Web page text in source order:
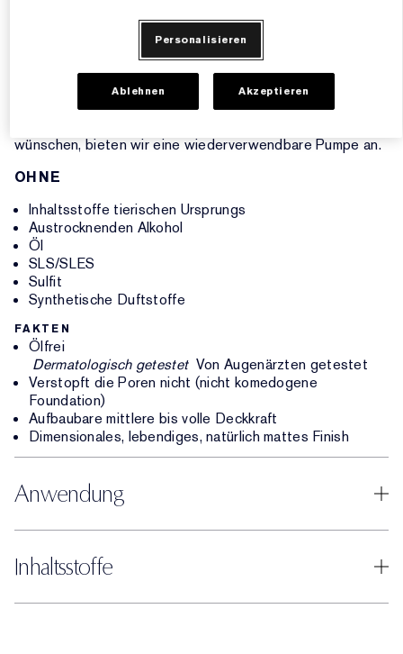
die gewohnte Farbtreue in einer noch besseren Formel
verlassen. Wie bei jeder neuen Formel empfehlen wir Ihnen
jedoch, Ihren Farbton neu bestimmen zu lassen – für Ihr
perfektes Match.
Einige Kunden bevorzugen es, das Produkt direkt aus der
wünschen, bieten wir eine wiederverwendbare Pumpe an.
OHNE
Inhaltsstoffe tierischen Ursprungs
Austrocknenden Alkohol
Öl
SLS/SLES
Sulfit
Synthetische Duftstoffe
FAKTEN
Ölfrei
Dermatologisch getestet Von Augenärzten getestet
Verstopft die Poren nicht (nicht komedogene
Foundation)
Aufbaubare mittlere bis volle Deckkraft
Dimensionales, lebendiges, natürlich mattes Finish
Anwendung
Inhaltsstoffe
Personalisieren
Ablehnen Akzeptieren